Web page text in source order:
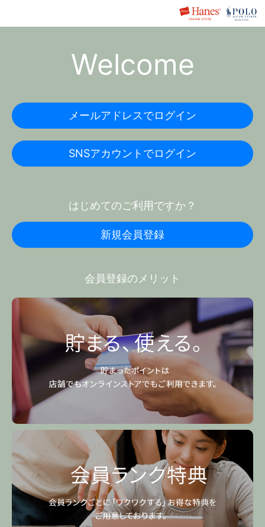
Welcome
メールアドレスでログイン
SNSアカウントでログイン
はじめてのご利用ですか？
新規会員登録
会員登録のメリット